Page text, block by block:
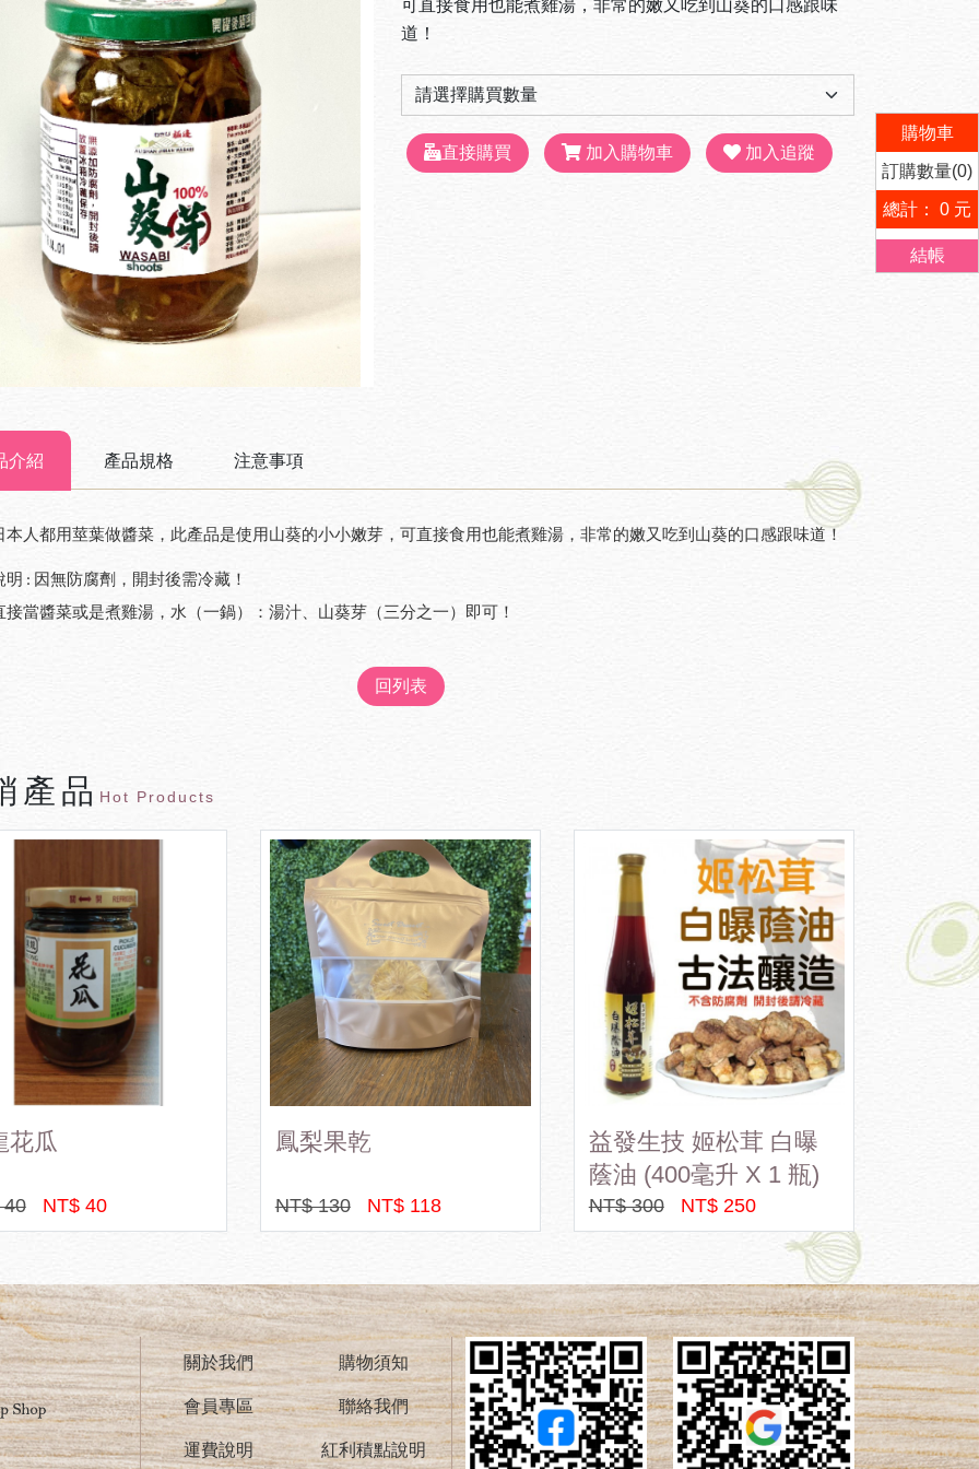
購物車
訂購數量(0)
總計： 0 元
結帳
可直接食用也能煮雞湯，非常的嫩又吃到山葵的口感跟味
道！
直接購買 加入購物車 加入追蹤
介紹 產品規格 注意事項
本人都用莖葉做醬菜，此產品是使用山葵的小小嫩芽，可直接食用也能煮雞湯，非常的嫩又吃到山葵的口感跟味道！
明 : 因無防腐劑，開封後需冷藏！
接當醬菜或是煮雞湯，水（一鍋）：湯汁、山葵芽（三分之一）即可！
回列表
產品 Hot Products
花瓜
40 NT$ 40
鳳梨果乾
NT$ 130 NT$ 118
益發生技 姬松茸 白曝
蔭油 (400毫升 X 1 瓶)
NT$ 300 NT$ 250
關於我們 購物須知
會員專區 聯絡我們
運費說明 紅利積點說明